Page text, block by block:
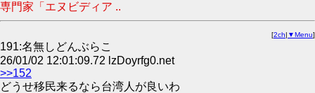
専門家「エヌビディア ..
[2ch| ▼Menu]
191:名無しどんぶらこ
26/01/02 12:01:09.72 lzDoyrfg0.net
>>152
どうせ移民来るなら台湾人が良いわ